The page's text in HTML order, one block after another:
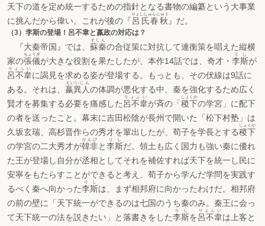
天下の道を定め統一するための指針となる書物の編纂という大事業
に挑んだから偉い。これが後の『呂氏春秋
りょししゅんじゅう
』だ。
（3）李斯の登場！呂不韋と嬴政の対応は？
『大秦帝国』では、 蘇秦
そしん
の合従策に対抗して連衡策を唱えた縦横
家の張儀
ちょうぎ
が大きな役割を果たしたが、本作14話では、奇才・ 李斯
りし
が
呂不韋
りょふい
に謁見を求める姿が登場する。もっとも、その伏線は9話に
ある。それは、 嬴異人
えいいじん
の体調が悪化する中、秦を強化するため広く
賢才を募集する必要を痛感した呂不韋
りょふい
が斉の「 稷下
しょくか
の学宮」に配下
の者を送ったこと。幕末に吉田松陰が長州で開いた「松下村塾」は
久坂玄瑞、高杉晋作らの秀才を輩出したが、荀子を学長とする稷下
しょくか
の学宮の二大秀才が韓非
かんぴ
と李斯
りし
だ。領土も広く国力も強い秦に優れ
た王が登場し自分が丞相としてそれを補佐すれば天下を統一し民に
安寧をもたらすことができると考え、荀子から学んだ学問を実践す
るべく秦へ向かった李斯
りし
は、まず相邦府に向かったわけだ。相邦府
の前の壁に「天下統一ができるのは七国のうち秦のみ。秦王に会っ
て天下統一の法を説きたい」と落書きをした李斯
りし
を呂不韋
りょふい
は上客と